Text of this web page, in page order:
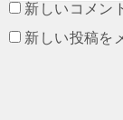
新しいコメン
新しい投稿を